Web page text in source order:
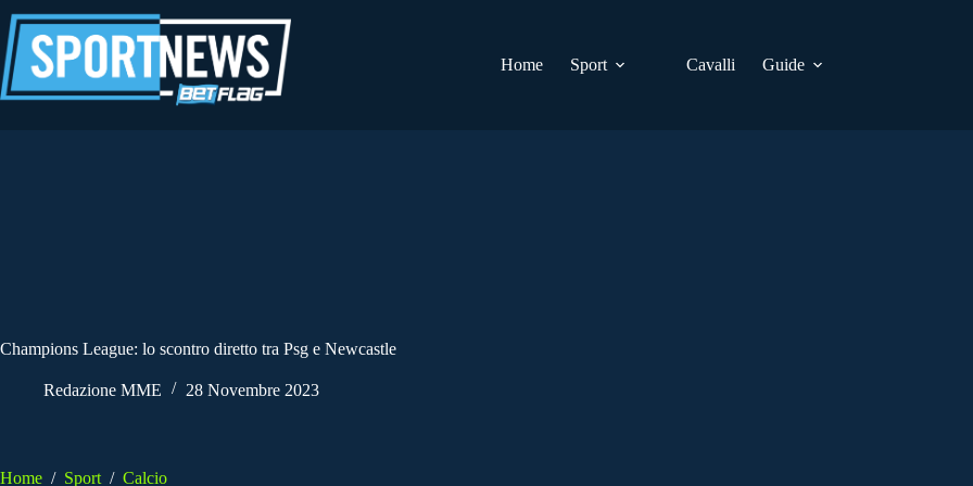
al
contenuto
Home
Sport Cavalli Guide
Champions League: lo scontro diretto tra Psg e Newcastle
Redazione MME 28 Novembre 2023
Home / Sport / Calcio